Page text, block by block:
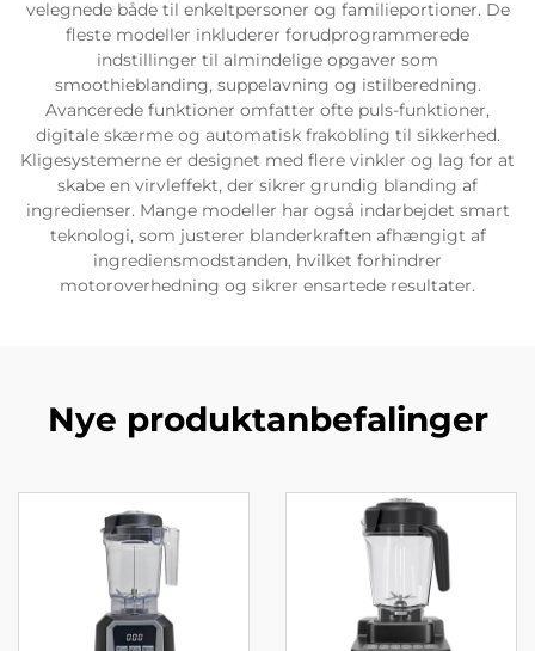
velegnede både til enkeltpersoner og familieportioner. De
fleste modeller inkluderer forudprogrammerede
indstillinger til almindelige opgaver som
smoothieblanding, suppelavning og istilberedning.
Avancerede funktioner omfatter ofte puls-funktioner,
digitale skærme og automatisk frakobling til sikkerhed.
Kligesystemerne er designet med flere vinkler og lag for at
skabe en virvleffekt, der sikrer grundig blanding af
ingredienser. Mange modeller har også indarbejdet smart
teknologi, som justerer blanderkraften afhængigt af
ingrediensmodstanden, hvilket forhindrer
motoroverhedning og sikrer ensartede resultater.
Nye produktanbefalinger